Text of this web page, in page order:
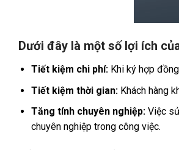
Dưới đây là một số lợi ích
Tiết kiệm chi phí: Khi ký hợp
Tiết kiệm thời gian: Khách hàng
Tăng tính chuyên nghiệp:Việc sử
chuyên nghiệp trong công việc.